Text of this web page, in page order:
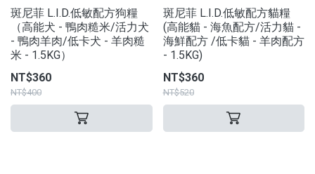
斑尼菲 L.I.D.低敏配方狗糧
（高能犬 - 鴨肉糙米/活力犬
- 鴨肉羊肉/低卡犬 - 羊肉糙
米 - 1.5KG）
NT$360
NT$400
斑尼菲 L.I.D.低敏配方貓糧
(高能貓 - 海魚配方/活力貓 -
海鮮配方 /低卡貓 - 羊肉配方
- 1.5KG)
NT$360
NT$520